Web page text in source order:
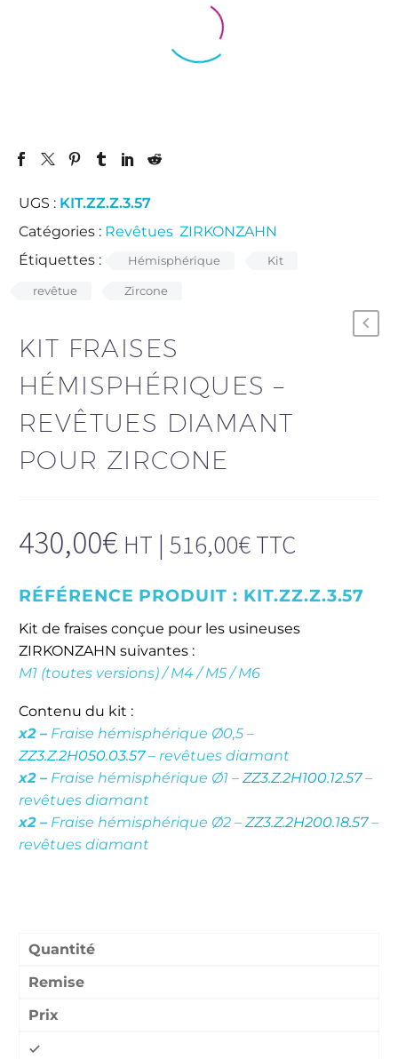
UGS : KIT.ZZ.Z.3.57
Catégories : Revêtues ZIRKONZAHN
Étiquettes :
Hémisphérique Kit
revêtue Zircone
KIT FRAISES
HÉMISPHÉRIQUES –
REVÊTUES DIAMANT
POUR ZIRCONE
430,00€ HT | 516,00€TTC
RÉFÉRENCE PRODUIT : KIT.ZZ.Z.3.57
Kit de fraises conçue pour les usineuses
ZIRKONZAHN suivantes :
M1 (toutes versions) / M4 / M5 / M6
Contenu du kit :
x2 – Fraise hémisphérique Ø0,5 –
ZZ3.Z.2H050.03.57– revêtues diamant
x2 – Fraise hémisphérique Ø1 – ZZ3.Z.2H100.12.57–
revêtues diamant
x2 – Fraise hémisphérique Ø2 – ZZ3.Z.2H200.18.57–
revêtues diamant
Quantité
Remise
Prix